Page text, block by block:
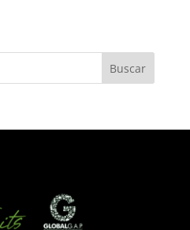
Buscar